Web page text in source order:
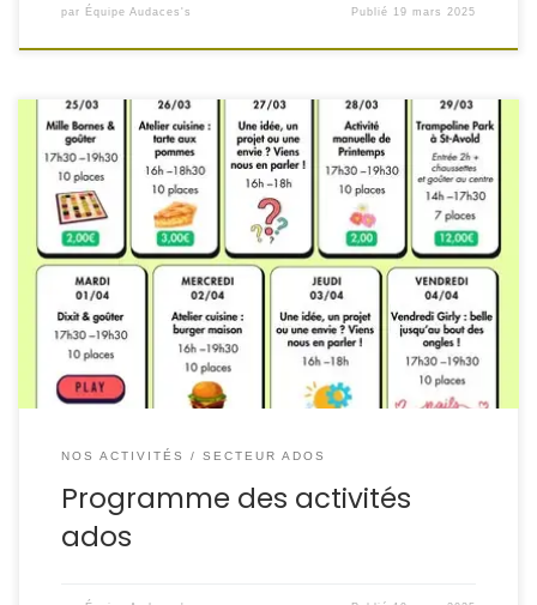
par Équipe Audaces's Publié 19 mars 2025
NOS ACTIVITÉS SECTEUR ADOS
Programme des activités
ados